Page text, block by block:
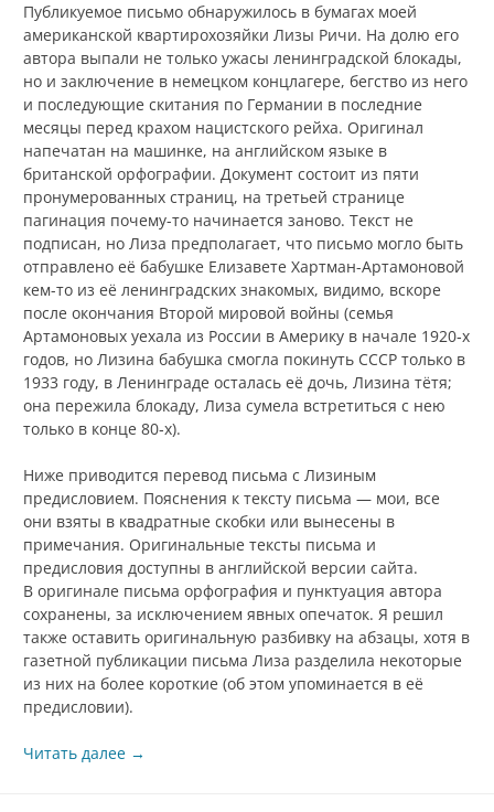
Публикуемое письмо обнаружилось в бумагах моей
американской квартирохозяйки Лизы Ричи. На долю его
автора выпали не только ужасы ленинградской блокады,
но и заключение в немецком концлагере, бегство из него
и последующие скитания по Германии в последние
месяцы перед крахом нацистского рейха. Оригинал
напечатан на машинке, на английском языке в
британской орфографии. Документ состоит из пяти
пронумерованных страниц, на третьей странице
пагинация почему-то начинается заново. Текст не
подписан, но Лиза предполагает, что письмо могло быть
отправлено её бабушке Елизавете Хартман-Артамоновой
кем-то из её ленинградских знакомых, видимо, вскоре
после окончания Второй мировой войны (семья
Артамоновых уехала из России в Америку в начале 1920‑х
годов, но Лизина бабушка смогла покинуть СССР только в
1933 году, в Ленинграде осталась её дочь, Лизина тётя;
она пережила блокаду, Лиза сумела встретиться с нею
только в конце 80‑х).
Ниже приводится перевод письма с Лизиным
предисловием. Пояснения к тексту письма — мои, все
они взяты в квадратные скобки или вынесены в
примечания. Оригинальные тексты письма и
предисловия доступны в английской версии сайта.
В оригинале письма орфография и пунктуация автора
сохранены, за исключением явных опечаток. Я решил
также оставить оригинальную разбивку на абзацы, хотя в
газетной публикации письма Лиза разделила некоторые
из них на более короткие (об этом упоминается в её
предисловии).
Читать далее →